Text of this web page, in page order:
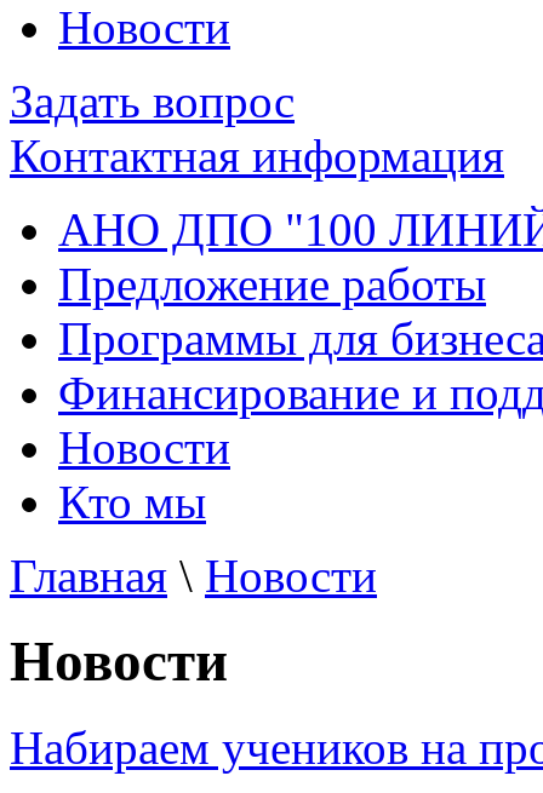
Новости
Задать вопрос
Контактная информация
АНО ДПО "100
Предложение работы
Программы для
Финансирование и
Новости
Кто мы
Главная \ Новости
Новости
Набираем учеников на